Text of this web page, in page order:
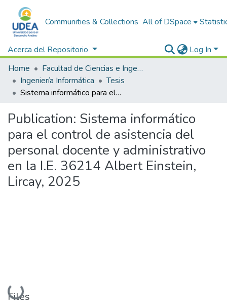
Communities & Collections All of DSpace
Acerca del Repositorio
Log In
Home
Facultad de Ciencias e Ingeniería
Ingeniería Informática
Tesis
Sistema informático para el control de asistencia del personal docente y administrativo en la I.E. 36214 Albert Einstein, Lircay, 2025
Publication: Sistema informático
para el control de asistencia del
personal docente y administrativo
en la I.E. 36214 Albert Einstein,
Lircay, 2025
Loading...
Files